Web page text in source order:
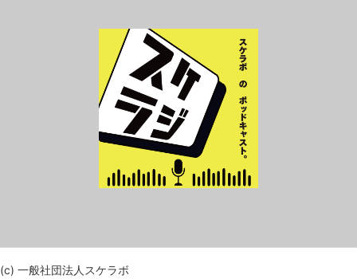
納豆ご飯ドイツのニューバラン
スチャッピーの警告路上演劇
祭 https://www.at-
s.com/life/article/ats/1983346.html
第1回の思い出部屋とYシャツと
ロミオとジュリエット推し活—
【一般社団法人スケラ
ォームからお送りくださ
(c) 一般社団法人スケラボ